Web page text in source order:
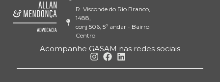
R. Visconde do Rio Branco,
1488,
conj 506, 5º andar - Bairro
Centro
Acompanhe GASAM nas redes sociais